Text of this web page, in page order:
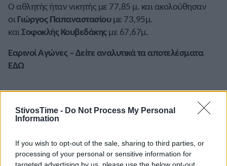
StivosTime - Do Not Process My Personal
Information
If you wish to opt-out of the sale, sharing to third parties, or
processing of your personal or sensitive information for
targeted advertising by us, please use the below opt-out
Ο αθλητής ήταν νικητής με 77,85 μ. και ακολούθησαν
οιΓιώργος Παπαναστασίουμε 73,95μ.
καιΣοφοκλής Κουβεδάκηςμε 67,67μ.
Εαρινοί Αγώνες – Δείτε αναλυτικά τα αποτελέσματα
ΕΔΩ